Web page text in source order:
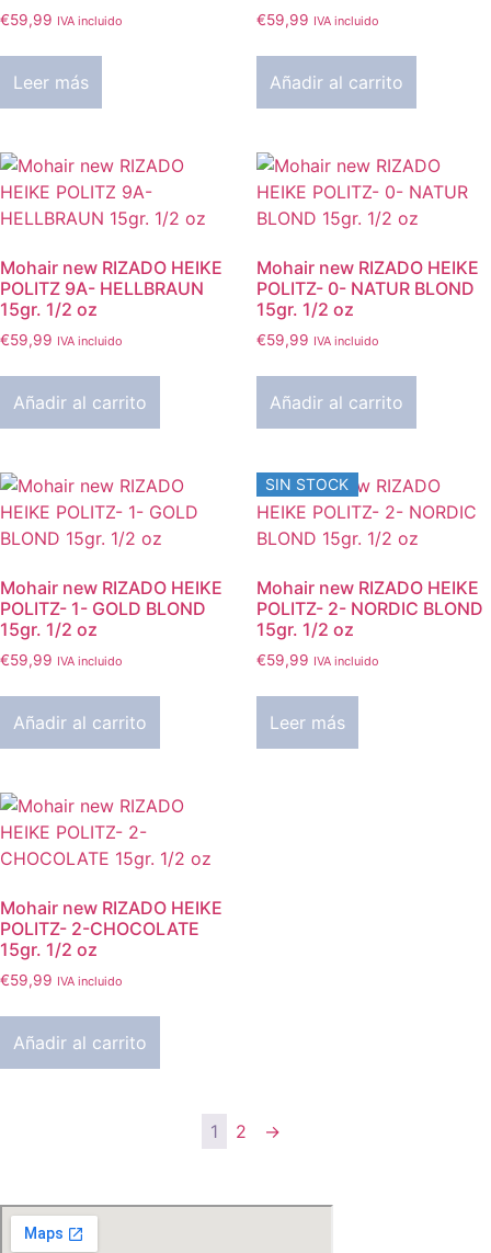
€59,99 IVA incluido
Leer más
€59,99 IVA incluido
Añadir al carrito
Mohair new RIZADO HEIKE
POLITZ 9A- HELLBRAUN
15gr. 1/2 oz
€59,99 IVA incluido
Añadir al carrito
Mohair new RIZADO HEIKE
POLITZ- 0- NATUR BLOND
15gr. 1/2 oz
€59,99 IVA incluido
Añadir al carrito
Mohair new RIZADO HEIKE
POLITZ- 1- GOLD BLOND
15gr. 1/2 oz
€59,99 IVA incluido
Añadir al carrito
SIN STOCK
Mohair new RIZADO HEIKE
POLITZ- 2- NORDIC BLOND
15gr. 1/2 oz
€59,99 IVA incluido
Leer más
Mohair new RIZADO HEIKE
POLITZ- 2-CHOCOLATE
15gr. 1/2 oz
€59,99 IVA incluido
Añadir al carrito
1 2 →